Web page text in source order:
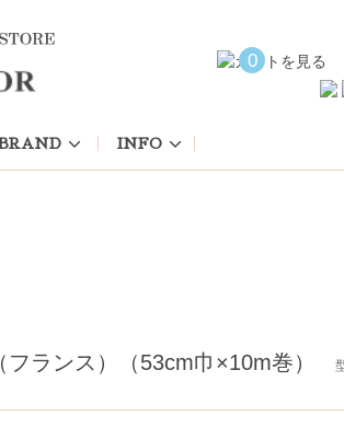
0
INFO
ランス）（53cm巾×10m巻）